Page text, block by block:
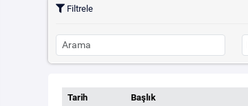
Filtrele
Tarih Başlık